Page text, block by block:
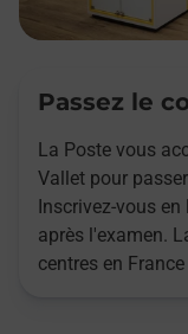
Passez le
La Poste vous
Vallet pour
Inscrivez-vous
après l'examen.
centres en